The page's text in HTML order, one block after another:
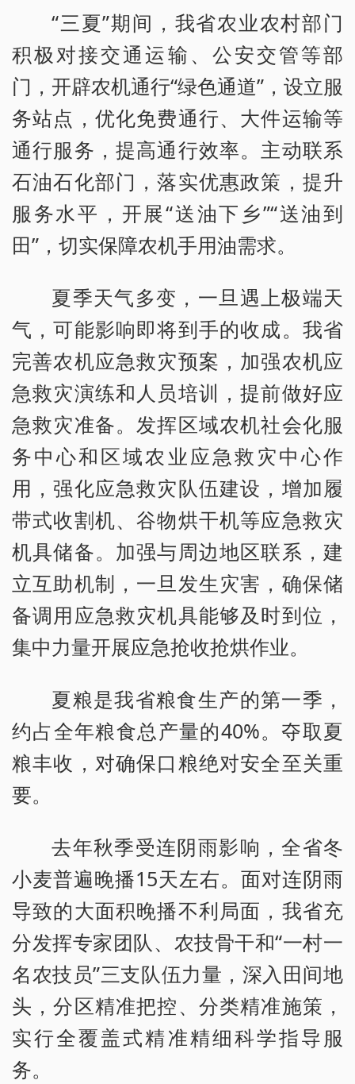
“三夏”期间，我省农业农村部门
积极对接交通运输、公安交管等部
门，开辟农机通行“绿色通道”，设立服
务站点，优化免费通行、大件运输等
通行服务，提高通行效率。主动联系
石油石化部门，落实优惠政策，提升
服务水平，开展“送油下乡”“送油到
田”，切实保障农机手用油需求。
夏季天气多变，一旦遇上极端天
气，可能影响即将到手的收成。我省
完善农机应急救灾预案，加强农机应
急救灾演练和人员培训，提前做好应
急救灾准备。发挥区域农机社会化服
务中心和区域农业应急救灾中心作
用，强化应急救灾队伍建设，增加履
带式收割机、谷物烘干机等应急救灾
机具储备。加强与周边地区联系，建
立互助机制，一旦发生灾害，确保储
备调用应急救灾机具能够及时到位，
集中力量开展应急抢收抢烘作业。
夏粮是我省粮食生产的第一季，
约占全年粮食总产量的40%。夺取夏
粮丰收，对确保口粮绝对安全至关重
要。
去年秋季受连阴雨影响，全省冬
小麦普遍晚播15天左右。面对连阴雨
导致的大面积晚播不利局面，我省充
分发挥专家团队、农技骨干和“一村一
名农技员”三支队伍力量，深入田间地
头，分区精准把控、分类精准施策，
实行全覆盖式精准精细科学指导服
务。